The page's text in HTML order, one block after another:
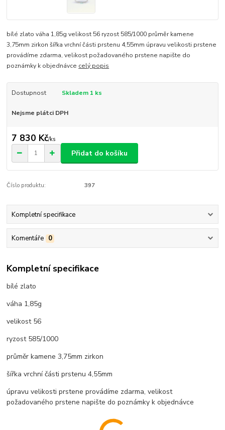
bílé zlato váha 1,85g velikost 56 ryzost 585/1000 průměr kamene
3,75mm zirkon šířka vrchní části prstenu 4,55mm úpravu velikosti prstene
provádíme zdarma, velikost požadovaného prstene napište do
poznámky k objednávce celý popis
Dostupnost Skladem 1 ks
Nejsme plátci DPH
7 830 Kč/ks
Přidat do košíku
Číslo produktu: 397
Kompletní specifikace
Komentáře 0
Kompletní specifikace
bílé zlato
váha 1,85g
velikost 56
ryzost 585/1000
průměr kamene 3,75mm zirkon
šířka vrchní části prstenu 4,55mm
úpravu velikosti prstene provádíme zdarma, velikost
požadovaného prstene napište do poznámky k objednávce